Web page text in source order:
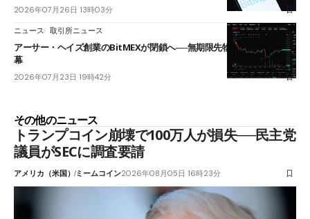
2026年07月26日 13時03分
ニュース 取引所ニュース
アーサー・ヘイズ創業のBitMEXが閉鎖へ──無期限先物を生んだ11年に
幕
2026年07月23日 19時42分
その他のニュース
トランプコイン崩壊で100万人が損失──民主党
議員がSECに調査要請
アメリカ（米国）ミームコイン2026年08月05日 16時23分